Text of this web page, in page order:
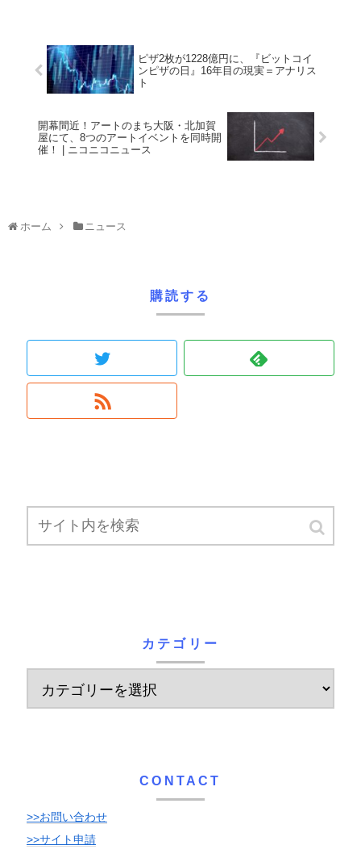
ピザ2枚が1228億円に、『ビットコイ
ンピザの日』16年目の現実＝アナリス
ト
開幕間近！アートのまち大阪・北加賀
屋にて、8つのアートイベントを同時開
催！ | ニコニコニュース
ホーム ニュース
購読する
カテゴリー
CONTACT
>>お問い合わせ
>>サイト申請